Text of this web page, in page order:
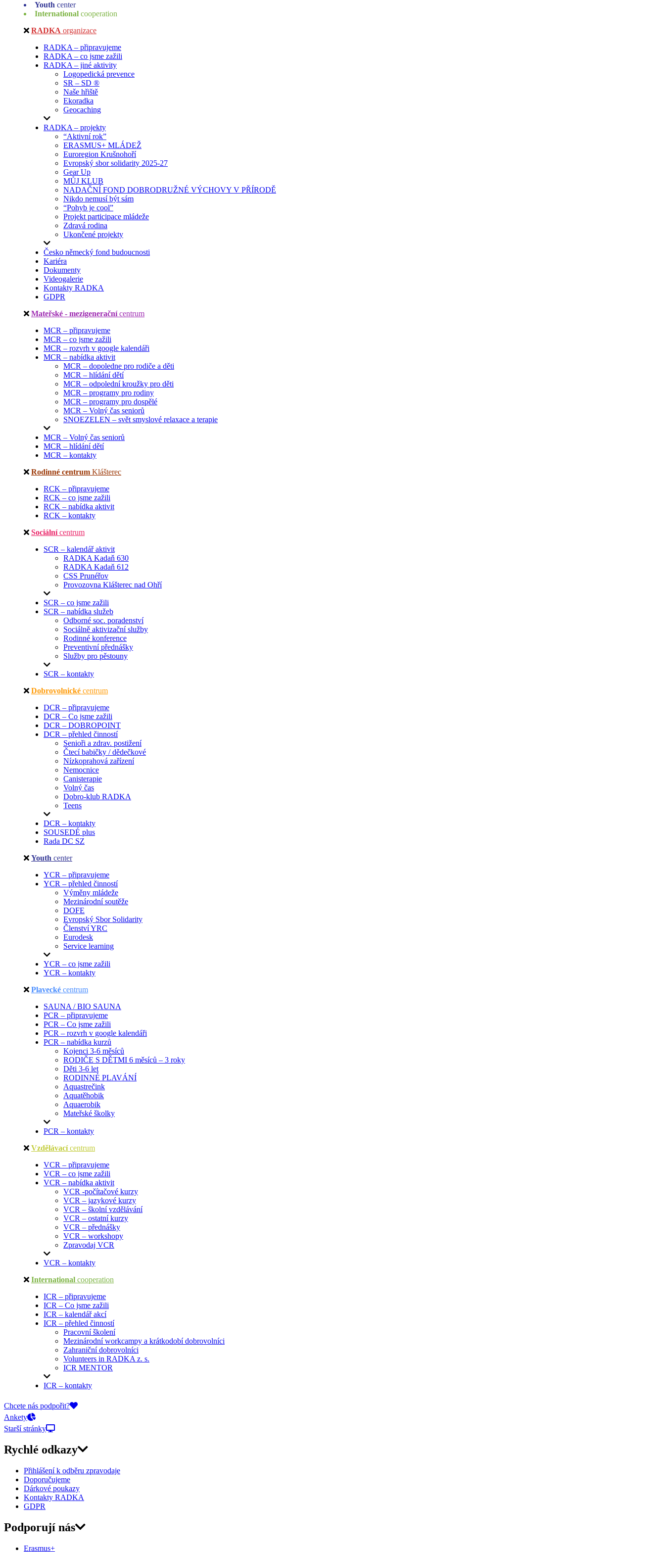
Youth center
International cooperation
RADKA organizace
RADKA – připravujeme
RADKA – co jsme zažili
RADKA – jiné aktivity
Logopedická prevence
SR – SD ®
Naše hřiště
Ekoradka
Geocaching
RADKA – projekty
“Aktivní rok”
ERASMUS+ MLÁDEŽ
Euroregion Krušnohoří
Evropský sbor solidarity 2025-27
Gear Up
MŮJ KLUB
NADAČNÍ FOND DOBRODRUŽNÉ VÝCHOVY V PŘÍRODĚ
Nikdo nemusí být sám
“Pohyb je cool”
Projekt participace mládeže
Zdravá rodina
Ukončené projekty
Česko německý fond budoucnosti
Kariéra
Dokumenty
Videogalerie
Kontakty RADKA
GDPR
Mateřské - mezigenerační centrum
MCR – připravujeme
MCR – co jsme zažili
MCR – rozvrh v google kalendáři
MCR – nabídka aktivit
MCR – dopoledne pro rodiče a děti
MCR – hlídání dětí
MCR – odpolední kroužky pro děti
MCR – programy pro rodiny
MCR – programy pro dospělé
MCR – Volný čas seniorů
SNOEZELEN – svět smyslové relaxace a terapie
MCR – Volný čas seniorů
MCR – hlídání dětí
MCR – kontakty
Rodinné centrum Klášterec
RCK – připravujeme
RCK – co jsme zažili
RCK – nabídka aktivit
RCK – kontakty
Sociální centrum
SCR – kalendář aktivit
RADKA Kadaň 630
RADKA Kadaň 612
CSS Prunéřov
Provozovna Klášterec nad Ohří
SCR – co jsme zažili
SCR – nabídka služeb
Odborné soc. poradenství
Sociálně aktivizační služby
Rodinné konference
Preventivní přednášky
Služby pro pěstouny
SCR – kontakty
Dobrovolnické centrum
DCR – připravujeme
DCR – Co jsme zažili
DCR – DOBROPOINT
DCR – přehled činností
Senioři a zdrav. postižení
Čtecí babičky / dědečkové
Nízkoprahová zařízení
Nemocnice
Canisterapie
Volný čas
Dobro-klub RADKA
Teens
DCR – kontakty
SOUSEDÉ plus
Rada DC SZ
Youth center
YCR – připravujeme
YCR – přehled činností
Výměny mládeže
Mezinárodní soutěže
DOFE
Evropský Sbor Solidarity
Členství YRC
Eurodesk
Service learning
YCR – co jsme zažili
YCR – kontakty
Plavecké centrum
SAUNA / BIO SAUNA
PCR – připravujeme
PCR – Co jsme zažili
PCR – rozvrh v google kalendáři
PCR – nabídka kurzů
Kojenci 3-6 měsíců
RODIČE S DĚTMI 6 měsíců – 3 roky
Děti 3-6 let
RODINNÉ PLAVÁNÍ
Aquastrečink
Aquatěhobik
Aquaerobik
Mateřské školky
PCR – kontakty
Vzdělávací centrum
VCR – připravujeme
VCR – co jsme zažili
VCR – nabídka aktivit
VCR -počítačové kurzy
VCR – jazykové kurzy
VCR – školní vzdělávání
VCR – ostatní kurzy
VCR – přednášky
VCR – workshopy
Zpravodaj VCR
VCR – kontakty
International cooperation
ICR – připravujeme
ICR – Co jsme zažili
ICR – kalendář akcí
ICR – přehled činností
Pracovní školení
Mezinárodní workcampy a krátkodobí dobrovolníci
Zahraniční dobrovolníci
Volunteers in RADKA z. s.
ICR MENTOR
ICR – kontakty
On-line přihlášky
Chcete nás podpořit?
Ankety
Starší stránky
Rychlé odkazy
Přihlášení k odběru zpravodaje
Doporučujeme
Dárkové poukazy
Kontakty RADKA
GDPR
Podporují nás
Erasmus+